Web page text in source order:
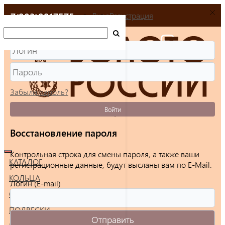
+7(903)9917575
КАТАЛОГ
КОЛЬЦА
СЕРЬГИ
ПОДВЕСКИ
ВходРегистрация
Забыли пароль?
Войти
Восстановление пароля
Контрольная строка для смены пароля, а также ваши
регистрационные данные, будут высланы вам по E-Mail.
Логин (E-mail)